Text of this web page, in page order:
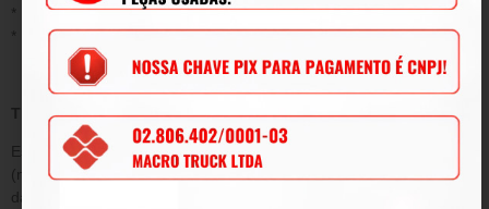
* Modificações, adaptações e adulterações no produto original
* Mau uso;
TERMO DE GARANTIA
Este termo tem como objetivo garantir pelo período de 90
(noventa) dias de prazo, tempo determinado por lei a contar da
data de emissão da Nota Fiscal de venda e conforme condições